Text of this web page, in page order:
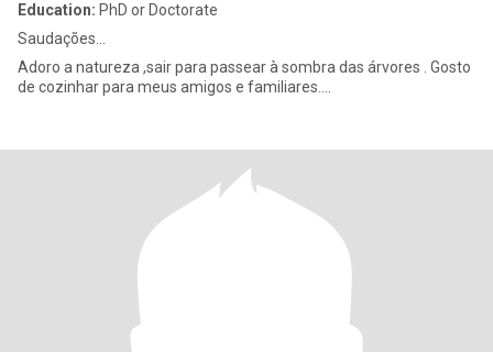
Education: PhD or Doctorate
Saudações...
Adoro a natureza ,sair para passear à sombra das árvores . Gosto
de cozinhar para meus amigos e familiares....